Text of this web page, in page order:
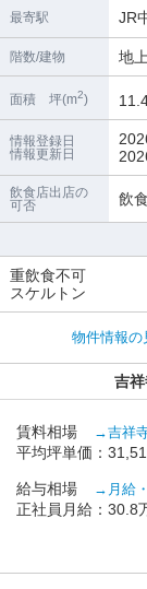
最寄駅 JR
階数/建物 地
面積 坪(m2)
情報登録日
情報更新日
飲食店出店の
可否
飲
重飲食不可
スケルトン
物件情報の
吉
賃料相場 →吉祥
平均坪単価：
給与相場 →月給
正社員月給：30.8